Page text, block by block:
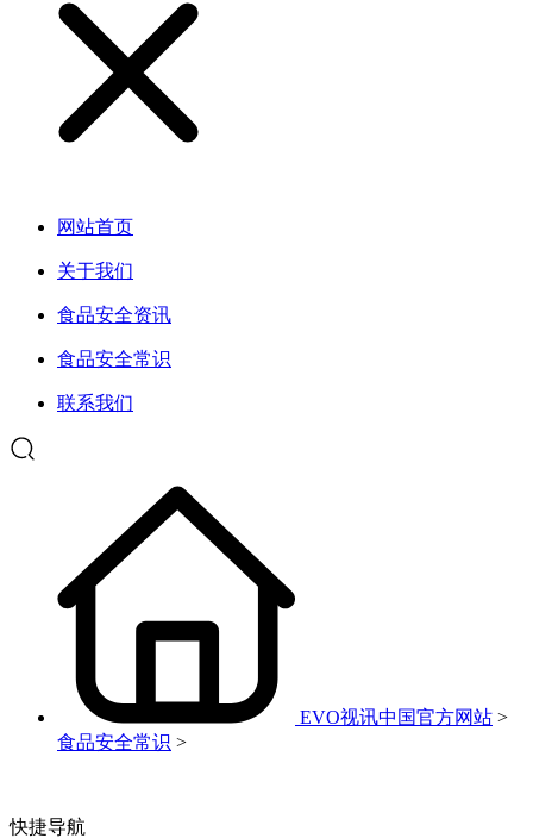
网站首页
关于我们
食品安全资讯
食品安全常识
联系我们
EVO视讯中国官方网站 >
食品安全常识 >
快捷导航